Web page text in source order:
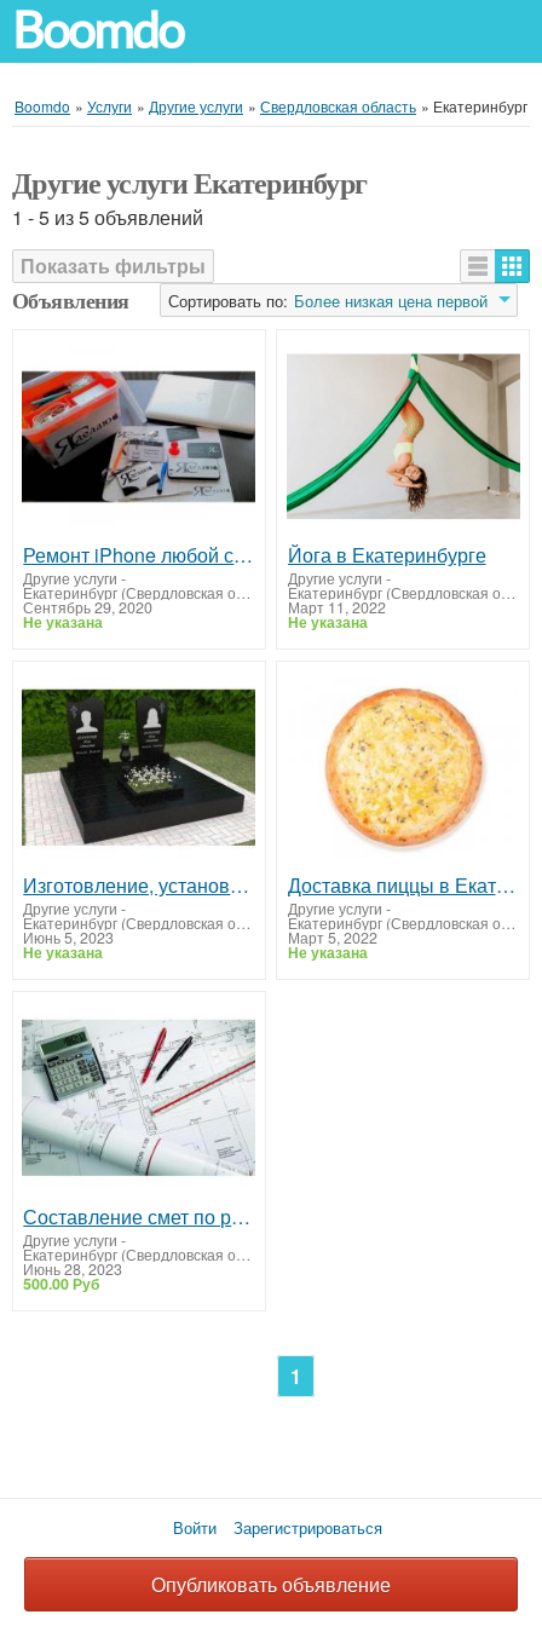
Boomdo
Boomdo » Услуги » Другие услуги » Свердловская область » Екатеринбург
Другие услуги Екатеринбург
1 - 5 из 5 объявлений
Показать фильтры
Сортировать по: Более низкая цена первой
Объявления
Ремонт iPhone любой сложности. Федеральная сеть ремонта техники Apple — ЯСделаю.
Другие услуги -
Екатеринбург (Свердловская область)
Сентябрь 29, 2020
Не указана
Йога в Екатеринбурге
Другие услуги -
Екатеринбург (Свердловская область)
Март 11, 2022
Не указана
Изготовление, установка и реставрация памятников.
Другие услуги -
Екатеринбург (Свердловская область)
Июнь 5, 2023
Не указана
Доставка пиццы в Екатеринбурге
Другие услуги -
Екатеринбург (Свердловская область)
Март 5, 2022
Не указана
Составление смет по регионам России
Другие услуги -
Екатеринбург (Свердловская область)
Июнь 28, 2023
500.00 Руб
1
Войти Зарегистрироваться
Опубликовать объявление